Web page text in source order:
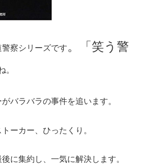
察シリーズです。「笑う警
。
バラバラの事件を追います。
ーカー、ひったくり。
に集約し、一気に解決します。